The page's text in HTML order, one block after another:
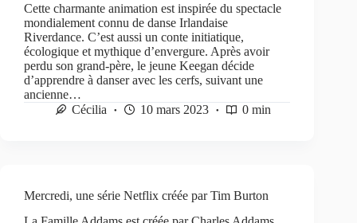
Cette charmante animation est inspirée du spectacle
mondialement connu de danse Irlandaise
Riverdance. C’est aussi un conte initiatique,
écologique et mythique d’envergure. Après avoir
perdu son grand-père, le jeune Keegan décide
d’apprendre à danser avec les cerfs, suivant une
ancienne…
Cécilia
10 mars 2023 0 min
Mercredi, une série Netflix créée par Tim Burton